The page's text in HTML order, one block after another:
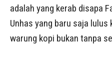
adalah yang kerab disapa
Unhas yang baru saja
warung kopi bukan tanpa